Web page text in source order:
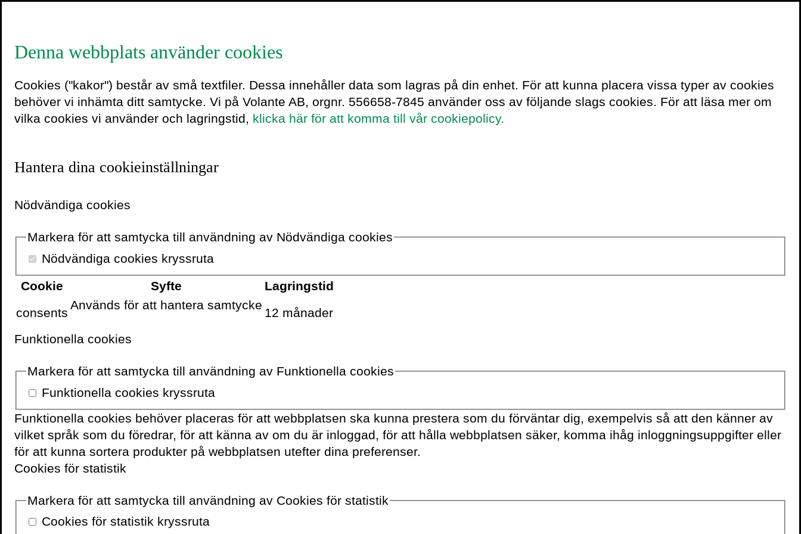
Tagg:Min Stora Dag
När livet inte följer
manus
6 september 2017 3 min
I snart tre timmar har den välrenommerade
Två olika omfattande tester, det ena testar barnets
praktiska förmågor och det andra sociala färdigheter.
Med ointaglig integritet har han visat sig frustrerande immun
mot mina förtvivlade försök att påverka testresultaten. Med
värkande hjärta drar jag mig tillbaka till ett hörn. Jag vet ju att
självförsäkran om att det trots allt bara är frågan om att få lite
penicillin utskrivet, eller att det på sin höjd handlar om några
Denna webbplats använder cookies
Cookies ("kakor") består av små textfiler. Dessa innehåller data som lagras på din enhet. För att kunna placera vissa typer av cookies
behöver vi inhämta ditt samtycke. Vi på Volante AB, orgnr. 556658-7845 använder oss av följande slags cookies. För att läsa mer om
vilka cookies vi använder och lagringstid, klicka här för att komma till vår cookiepolicy.
Hantera dina cookieinställningar
Nödvändiga cookies
Markera för att samtycka till användning av Nödvändiga cookies
Nödvändiga cookies kryssruta
Cookie Syfte
Lagringstid
consents
Används för att hantera samtycke
12 månader
Funktionella cookies
Markera för att samtycka till användning av Funktionella cookies
Funktionella cookies kryssruta
Funktionella cookies behöver placeras för att webbplatsen ska kunna prestera som du förväntar dig, exempelvis så att den känner av
vilket språk som du föredrar, för att känna av om du är inloggad, för att hålla webbplatsen säker, komma ihåg inloggningsuppgifter eller
för att kunna sortera produkter på webbplatsen utefter dina preferenser.
Cookies för statistik
Markera för att samtycka till användning av Cookies för statistik
Cookies för statistik kryssruta